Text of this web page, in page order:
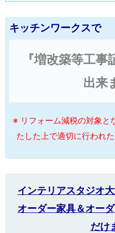
キッチンワークスで
『増改築等工
出来
※ リフォーム減税の対象と
たした上で適切に行われ
インテリアスタジオ
オーダー家具＆オー
だけ